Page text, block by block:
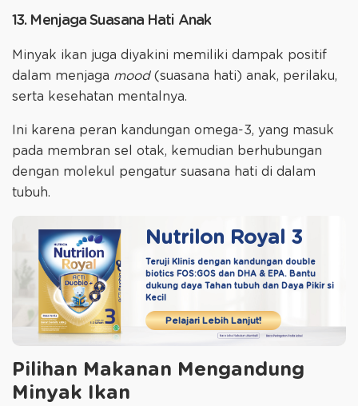
13. Menjaga Suasana Hati Anak
Minyak ikan juga diyakini memiliki dampak positif
dalam menjaga mood(suasana hati) anak, perilaku,
serta kesehatan mentalnya.
Ini karena peran kandungan omega-3, yang masuk
pada membran sel otak, kemudian berhubungan
dengan molekul pengatur suasana hati di dalam
tubuh.
Nutrilon Royal 3
Teruji Klinis dengan kandungan double
biotics FOS:GOS dan DHA & EPA. Bantu
dukung daya Tahan tubuh dan Daya Pikir si
Kecil
Pelajari Lebih Lanjut!
Pilihan Makanan Mengandung
Minyak Ikan